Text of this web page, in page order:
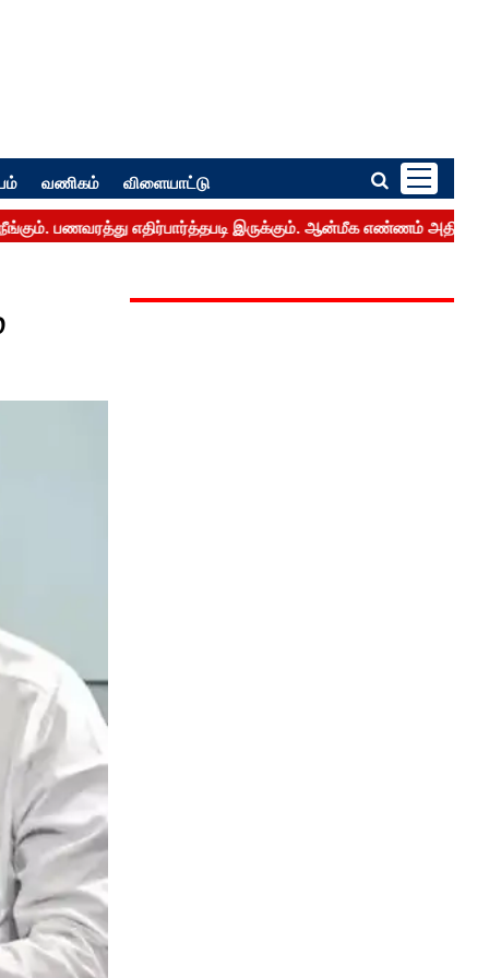
வணிகம் விளையாட்டு